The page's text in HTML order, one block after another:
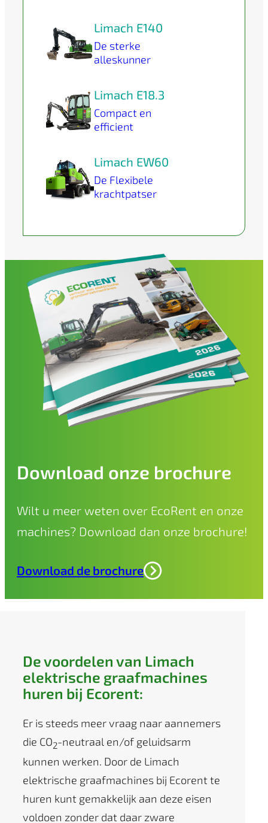
Limach E140
De sterke
alleskunner
Limach E18.3
Compact en
efficient
Limach EW60
De Flexibele
krachtpatser
Download onze brochure
Wilt u meer weten over EcoRent en onze
machines? Download dan onze brochure!
Download de brochure
De voordelen van Limach
elektrische graafmachines
huren bij Ecorent:
Er is steeds meer vraag naar aannemers
die CO2-neutraal en/of geluidsarm
kunnen werken. Door de Limach
elektrische graafmachines bij Ecorent te
huren kunt gemakkelijk aan deze eisen
voldoen zonder dat daar zware